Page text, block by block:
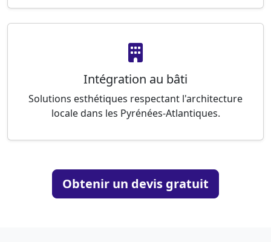
Intégration au bâti
Solutions esthétiques respectant l'architecture
locale dans les Pyrénées-Atlantiques.
Obtenir un devis gratuit